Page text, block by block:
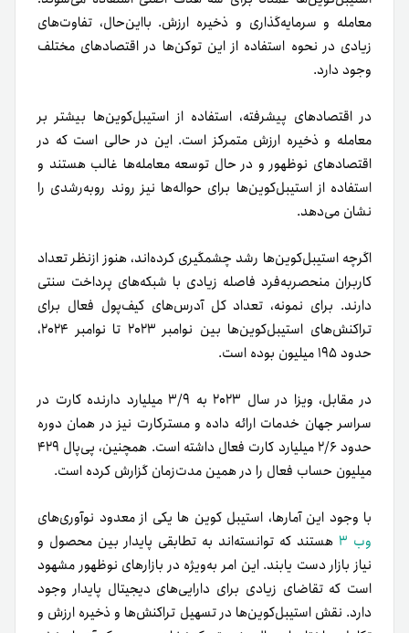
معامله و سرمایه‌گذاری و ذخیره ارزش. بااین‌حال، تفاوت‌های
زیادی در نحوه استفاده از این توکن‌ها در اقتصادهای مختلف
وجود دارد.
در اقتصادهای پیشرفته، استفاده از استیبل‌کوین‌ها بیشتر بر
معامله و ذخیره ارزش متمرکز است. این در حالی است که در
اقتصادهای نوظهور و در حال‌ توسعه معامله‌ها غالب هستند و
استفاده از استیبل‌کوین‌ها برای حواله‌ها نیز روند روبه‌رشدی را
نشان می‌دهد.
اگرچه استیبل‌کوین‌ها رشد چشمگیری کرده‌اند، هنوز ازنظر تعداد
کاربران منحصربه‌فرد فاصله زیادی با شبکه‌های پرداخت سنتی
دارند. برای نمونه، تعداد کل آدرس‌های کیف‌پول فعال برای
تراکنش‌های استیبل‌کوین‌ها بین نوامبر ۲۰۲۳ تا نوامبر ۲۰۲۴،
حدود ۱۹۵ میلیون بوده است.
در‌ مقابل، ویزا در سال ۲۰۲۳ به ۳/۹ میلیارد دارنده کارت در
سراسر جهان خدمات ارائه داده و مسترکارت نیز در همان دوره
حدود ۲/۶ میلیارد کارت فعال داشته است. همچنین، پی‌پال ۴۲۹
میلیون حساب فعال را در همین مدت‌زمان گزارش کرده است.
با وجود این آمارها، استیبل کوین ها یکی از معدود نوآوری‌های
وب ۳
هستند که توانسته‌اند به تطابقی پایدار بین محصول و
نیاز بازار دست یابند. این امر به‌ویژه در بازارهای نوظهور مشهود
است که تقاضای زیادی برای دارایی‌های دیجیتال پایدار وجود
دارد. نقش استیبل‌کوین‌ها در تسهیل تراکنش‌ها و ذخیره ارزش و